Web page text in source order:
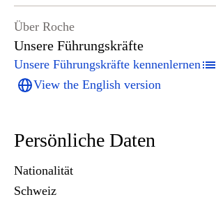
Über Roche
Unsere Führungskräfte
Unsere Führungskräfte kennenlernen
View the English version
Persönliche Daten
Nationalität
Schweiz